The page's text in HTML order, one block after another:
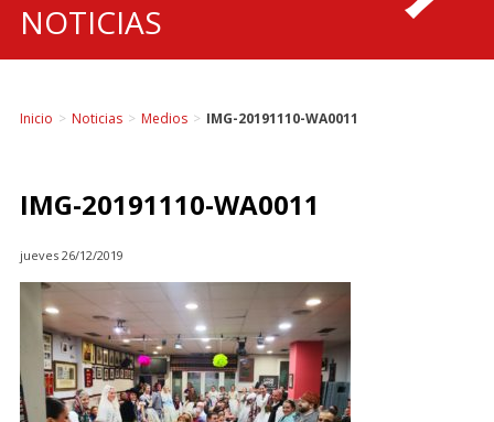
NOTICIAS
Inicio > Noticias > Medios > IMG-20191110-WA0011
IMG-20191110-WA0011
jueves 26/12/2019